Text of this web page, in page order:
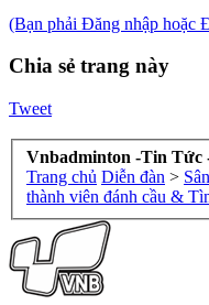
(Bạn phải Đăng nhập hoặc
Chia sẻ trang này
Tweet
Vnbadminton -Tin Tức
Trang chủ Diễn đàn >
thành viên đánh cầu &